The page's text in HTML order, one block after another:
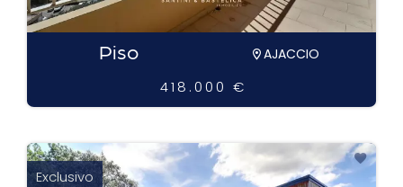
Piso AJACCIO
418.000 €
Exclusivo